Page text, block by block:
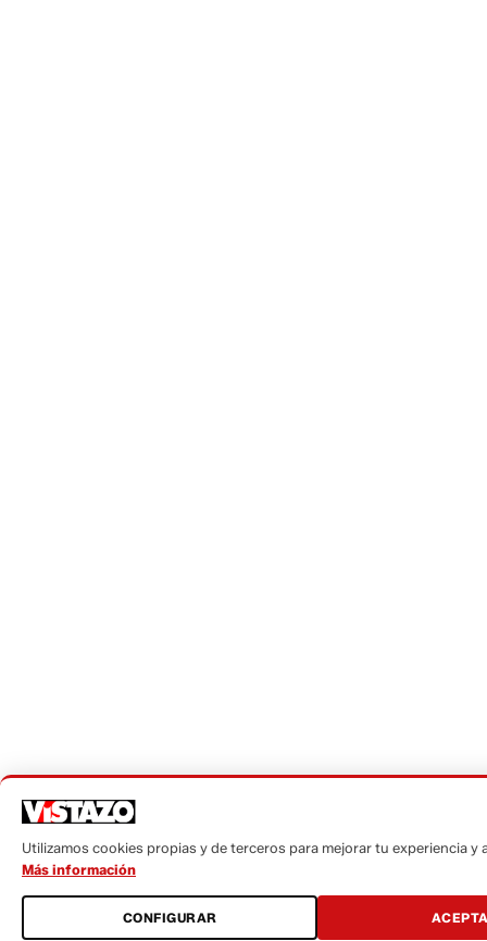
Utilizamos cookies propias y de terceros para mejorar tu experiencia y
Más información
CONFIGURAR